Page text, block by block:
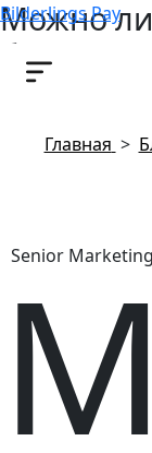
Bilderlings Pay
Можно ли
Главная >
Senior
М